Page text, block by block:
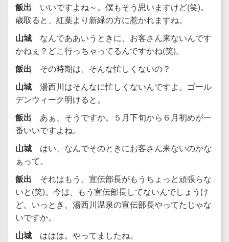
飯出 いいですよね～。僕もそう思いますけど(笑)。
歳取ると、紅葉より新緑の方に惹かれますね。
山城 なんでああいうときに、お客さん来ないんです
かねぇ？どこ行っちゃってるんですかね(笑)。
飯出 その時期は、そんな忙しくないの？
山城 湯西川はそんなに忙しくないんですよ。ゴール
デンウィーク明けると。
飯出 あぁ、そうですか。５月下旬から６月初めが一
番いいですよね。
山城 はい、なんでそのときにお客さん来ないのかな
ぁって。
飯出 それはもう、宣伝部長がもうちょっと頑張らな
いと(笑)。今は、もう宣伝部長してないんでしょうけ
ど。いっとき、湯西川温泉の宣伝部長やってたじゃな
いですか。
山城 ははは。やってましたね。